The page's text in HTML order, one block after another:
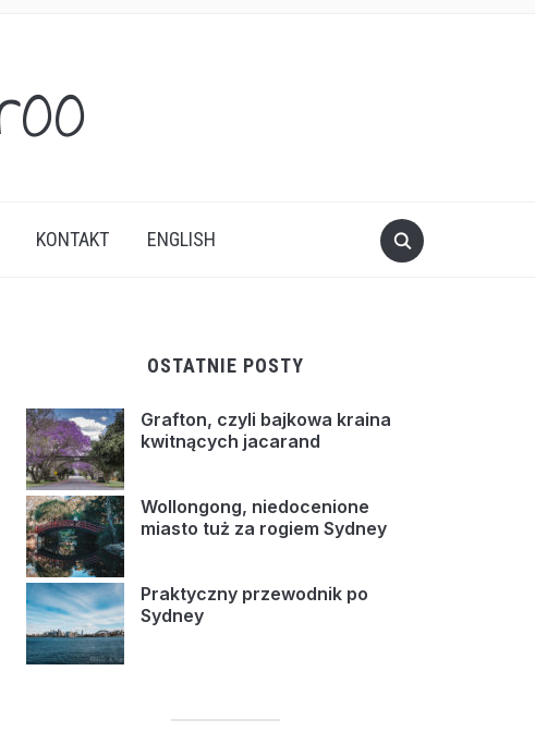
KONTAKT ENGLISH
OSTATNIE POSTY
Grafton, czyli bajkowa kraina
kwitnących jacarand
Wollongong, niedocenione
miasto tuż za rogiem Sydney
Praktyczny przewodnik po
Sydney